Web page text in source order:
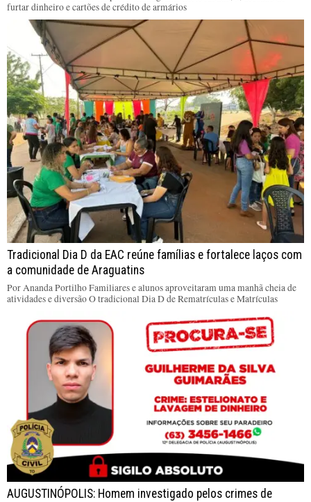
furtar dinheiro e cartões de crédito de armários
Tradicional Dia D da EAC reúne famílias e fortalece laços com
a comunidade de Araguatins
Por Ananda Portilho Familiares e alunos aproveitaram uma manhã cheia de
atividades e diversão O tradicional Dia D de Rematrículas e Matrículas
AUGUSTINÓPOLIS: Homem investigado pelos crimes de